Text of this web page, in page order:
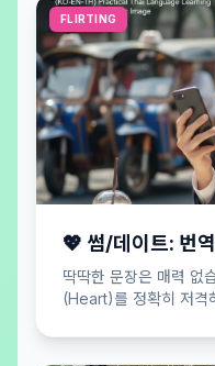
FLIRTING
💖 썸/데이트: 번
딱딱한 문장은 매력 없
(Heart)를 정확히 저격